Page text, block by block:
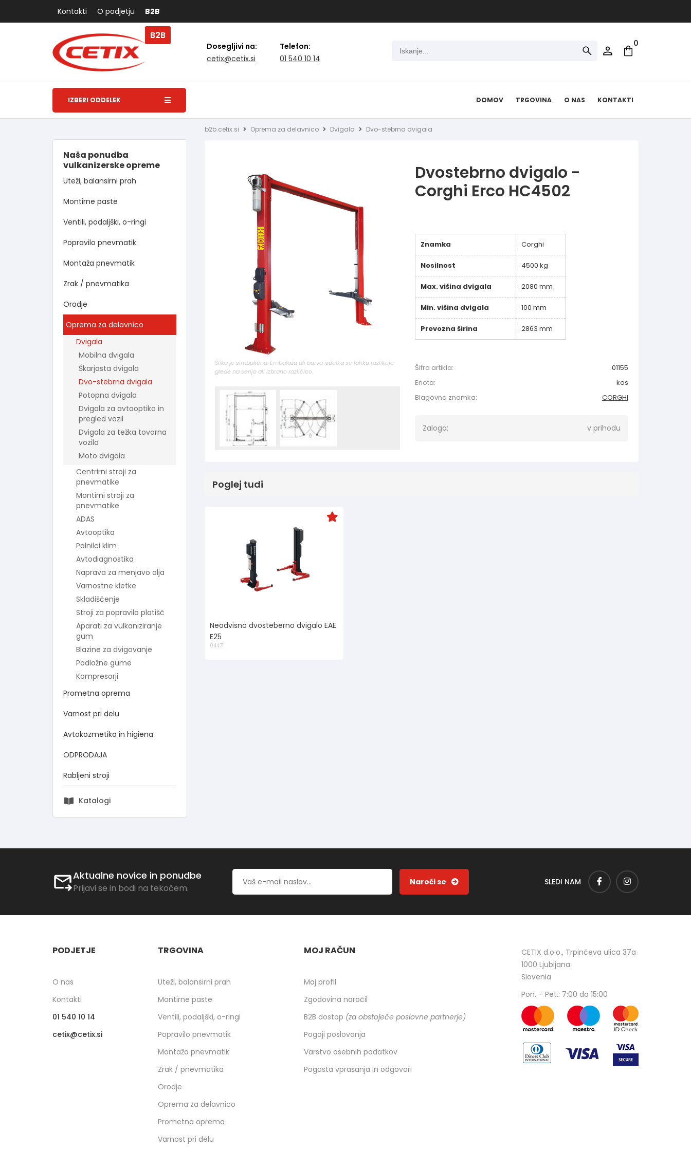
Kontakti O podjetju B2B
Dosegljivi na:
cetix
cetix.si
Telefon:
01 540 10 14
0
B2B
IZBERI ODDELEK DOMOV TRGOVINA O NAS KONTAKTI
Naša ponudba
vulkanizerske opreme
Uteži, balansirni prah
Montirne paste
Ventili, podaljški, o-ringi
Popravilo pnevmatik
Montaža pnevmatik
Zrak / pnevmatika
Orodje
Oprema za delavnico
Dvigala
Mobilna dvigala
Škarjasta dvigala
Dvo-stebrna dvigala
Potopna dvigala
Dvigala za avtooptiko in
pregled vozil
Dvigala za težka tovorna
vozila
Moto dvigala
Centrirni stroji za
pnevmatike
Montirni stroji za
pnevmatike
ADAS
Avtooptika
Polnilci klim
Avtodiagnostika
Naprava za menjavo olja
Varnostne kletke
Skladiščenje
Stroji za popravilo platišč
Aparati za vulkaniziranje
gum
Blazine za dvigovanje
Podložne gume
Kompresorji
Prometna oprema
Varnost pri delu
Avtokozmetika in higiena
ODPRODAJA
Rabljeni stroji
Katalogi
b2b.cetix.si Oprema za delavnico Dvigala Dvo-stebrna dvigala
Dvostebrno dvigalo -
Corghi Erco HC4502
Slika je simbolična. Embalaža ali barva izdelka se lahko razlikuje
glede na serijo ali izbrano različico.
Znamka Corghi
Nosilnost 4500 kg
Max. višina dvigala 2080 mm
Min. višina dvigala 100 mm
Prevozna širina 2863 mm
Šifra artikla:
01155
Enota:
kos
Blagovna znamka:
CORGHI
Zaloga: v prihodu
Poglej tudi
Neodvisno dvosteberno dvigalo EAE
E25
04471
Aktualne novice in ponudbe
Prijavi se in bodi na tekočem.
SLEDI NAM
PODJETJE
O nas
Kontakti
01 540 10 14
cetix
cetix.si
TRGOVINA
Uteži, balansirni prah
Montirne paste
Ventili, podaljški, o-ringi
Popravilo pnevmatik
Montaža pnevmatik
Zrak / pnevmatika
Orodje
Oprema za delavnico
Prometna oprema
Varnost pri delu
MOJ RAČUN
Moj profil
Zgodovina naročil
B2B dostop (za obstoječe poslovne partnerje)
Pogoji poslovanja
Varstvo osebnih podatkov
Pogosta vprašanja in odgovori
CETIX d.o.o., Trpinčeva ulica 37a
1000 Ljubljana
Slovenia
Pon. – Pet.: 7:00 do 15:00